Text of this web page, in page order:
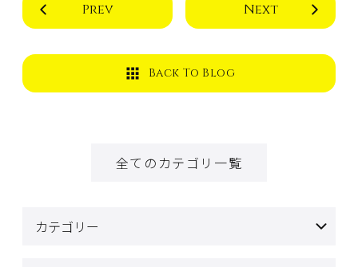
Prev Next
Back To Blog
全てのカテゴリ一覧